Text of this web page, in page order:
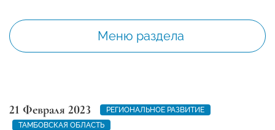
Меню раздела
21 Февраля 2023
РЕГИОНАЛЬНОЕ РАЗВИТИЕ
ТАМБОВСКАЯ ОБЛАСТЬ